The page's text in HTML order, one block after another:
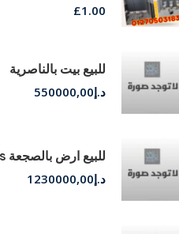
£1.00
للبيع بيت بالناصرية
د.إ550000,00
للبيع ارض بالصجعة s
د.إ1230000,00